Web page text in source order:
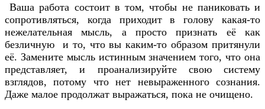
Ваша работа состоит в том, чтобы не паниковать и
сопротивляться, когда приходит в голову какая-то
нежелательная мысль, а просто признать её как
безличную и то, что вы каким-то образом притянули
её. Замените мысль истинным значением того, что она
представляет, и проанализируйте свою систему
взглядов, потому что нет невыраженного сознания.
Даже малое продолжат выражаться, пока не очищено.